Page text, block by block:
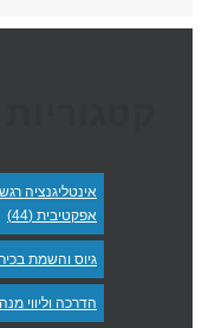
אינטליגנציה
אפקטיבית (44)
גיוס והשמת
הדרכה וליווי